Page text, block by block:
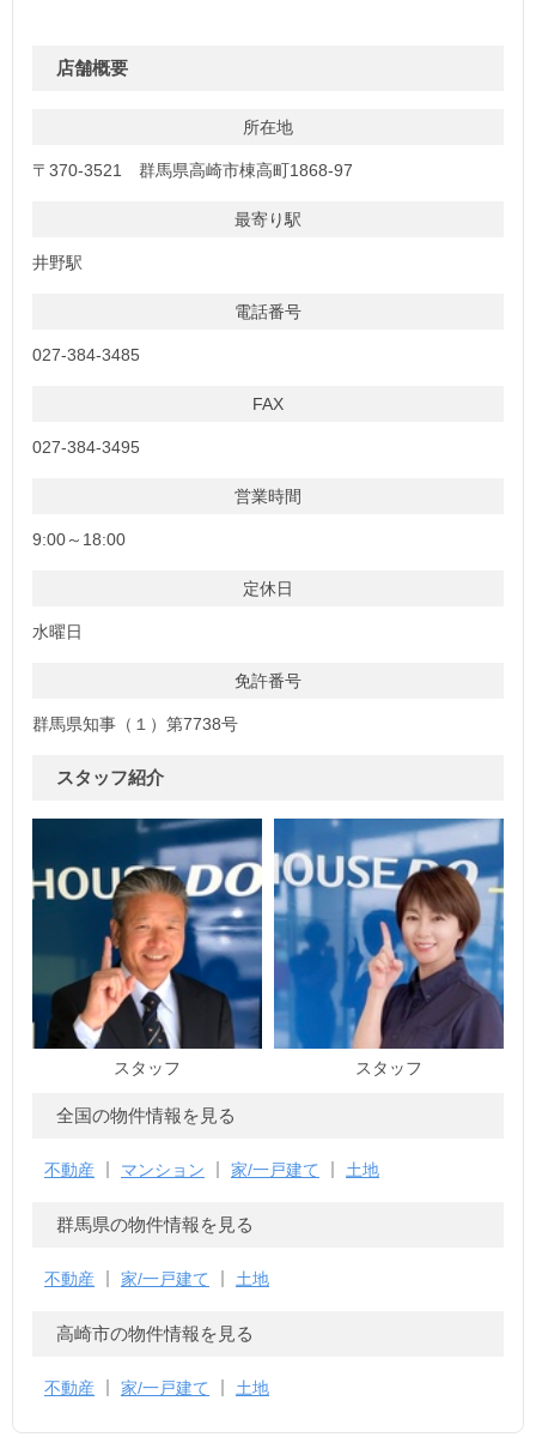
店舗概要
所在地
〒370-3521 群馬県高崎市棟高町1868-97
最寄り駅
井野駅
電話番号
027-384-3485
FAX
027-384-3495
営業時間
9:00～18:00
定休日
水曜日
免許番号
群馬県知事（１）第7738号
スタッフ紹介
スタッフ スタッフ
全国の物件情報を見る
不動産 マンション 家/一戸建て 土地
群馬県の物件情報を見る
不動産 家/一戸建て 土地
高崎市の物件情報を見る
不動産 家/一戸建て 土地